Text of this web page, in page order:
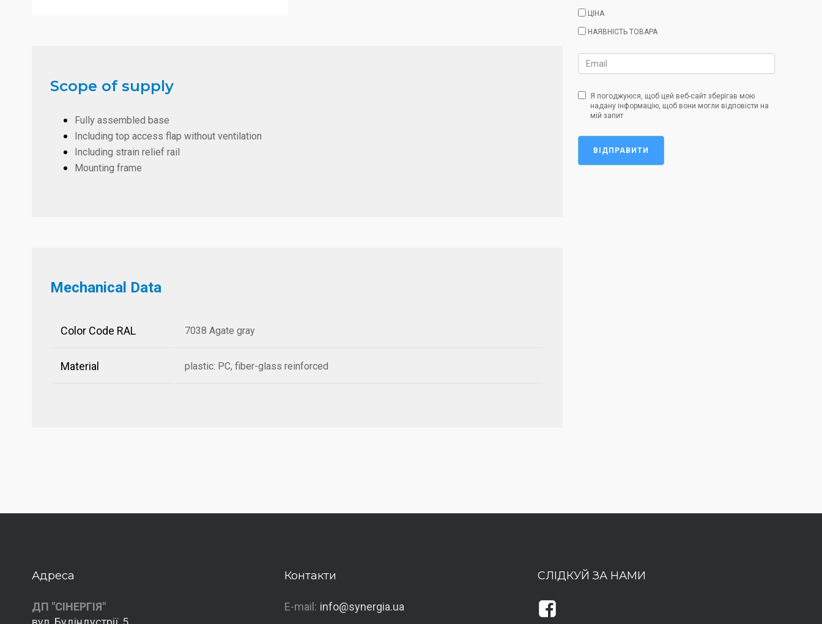
Scope of supply
Fully assembled base
Including top access flap without ventilation
Including strain relief rail
Mounting frame
Mechanical Data
Color Code RAL 7038 Agate gray
Material plastic: PC, fiber-glass reinforced
ЦІНА
НАЯВНІСТЬ ТОВАРА
Я погоджуюся, щоб цей веб-сайт зберігав мою
надану інформацію, щоб вони могли відповісти на
мій запит
ВІДПРАВИТИ
Адреса
ДП "СІНЕРГІЯ"
Контакти
E-mail: info@synergia.ua
СЛІДКУЙ ЗА НАМИ